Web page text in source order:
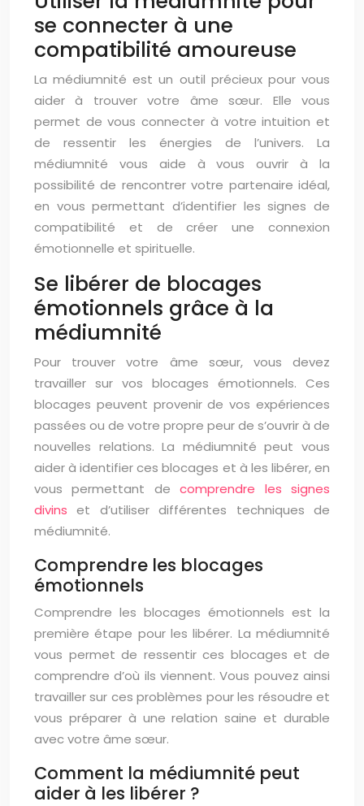
se connecter à une
compatibilité amoureuse
La médiumnité est un outil précieux pour vous
aider à trouver votre âme sœur. Elle vous
permet de vous connecter à votre intuition et
de ressentir les énergies de l’univers. La
médiumnité vous aide à vous ouvrir à la
possibilité de rencontrer votre partenaire idéal,
en vous permettant d’identifier les signes de
compatibilité et de créer une connexion
émotionnelle et spirituelle.
Se libérer de blocages
émotionnels grâce à la
médiumnité
Pour trouver votre âme sœur, vous devez
travailler sur vos blocages émotionnels. Ces
blocages peuvent provenir de vos expériences
passées ou de votre propre peur de s’ouvrir à de
nouvelles relations. La médiumnité peut vous
aider à identifier ces blocages et à les libérer, en
vous permettant decomprendre les signes
divins et d’utiliser différentes techniques de
médiumnité.
Comprendre les blocages
émotionnels
Comprendre les blocages émotionnels est la
première étape pour les libérer. La médiumnité
vous permet de ressentir ces blocages et de
comprendre d’où ils viennent. Vous pouvez ainsi
travailler sur ces problèmes pour les résoudre et
vous préparer à une relation saine et durable
avec votre âme sœur.
Comment la médiumnité peut
aider à les libérer ?